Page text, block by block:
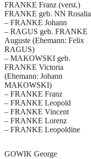
FRANKE Franz (verst.)
FRANKE geb. NN Rosalia
– FRANKE Johann
– RAGUS geb. FRANKE
Auguste (Ehemann: Felix
RAGUS)
– MAKOWSKI geb.
FRANKE Victoria
(Ehemann: Johann
MAKOWSKI)
– FRANKE Franz
– FRANKE Leopold
– FRANKE Vincent
– FRANKE Lorenz
– FRANKE Leopoldine
GOWIK George